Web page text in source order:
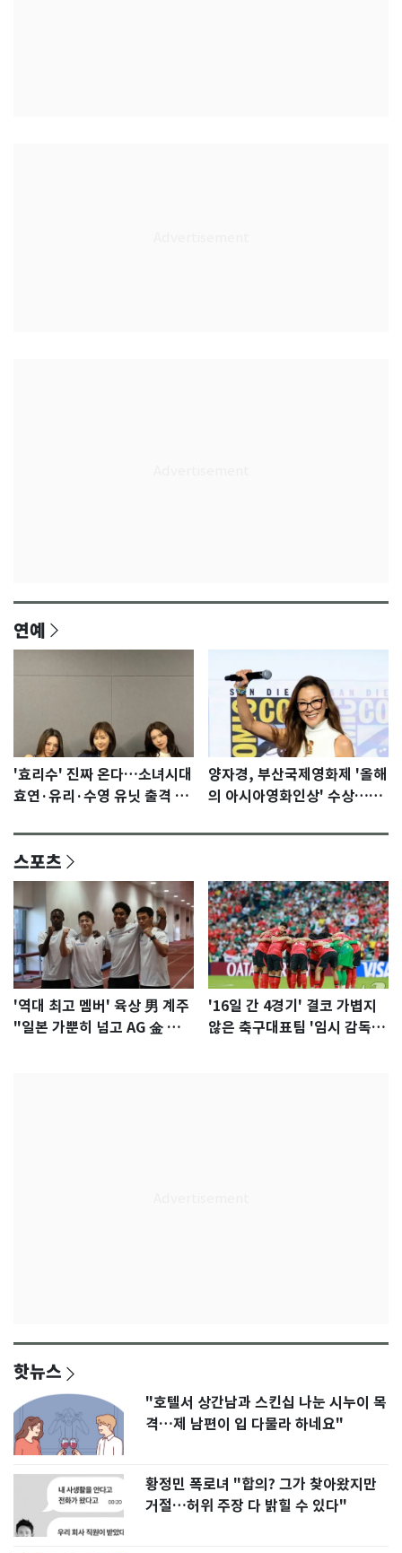
연예
'효리수' 진짜 온다…소녀시대
효연·유리·수영 유닛 출격 [N
양자경, 부산국제영화제 '올해
의 아시아영화인상' 수상…15
스포츠
'역대 최고 멤버' 육상 男 계주
"일본 가뿐히 넘고 AG 金 따겠
'16일 간 4경기' 결코 가볍지
않은 축구대표팀 '임시 감독'
핫뉴스
"호텔서 상간남과 스킨십 나눈 시누이 목
격…제 남편이 입 다물라 하네요"
황정민 폭로녀 "합의? 그가 찾아왔지만
거절…허위 주장 다 밝힐 수 있다"